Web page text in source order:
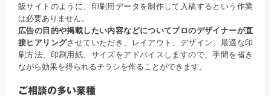
販サイトのように、印刷用データを制作して入稿するという作業
は必要ありません。
広告の目的や掲載したい内容などについてプロのデザイナーが直
接ヒアリングさせていただき、レイアウト、デザイン、最適な印
刷方法、印刷用紙、サイズをアドバイスしますので、手間を省き
ながら効果を得られるチラシを作ることができます。
ご相談の多い業種